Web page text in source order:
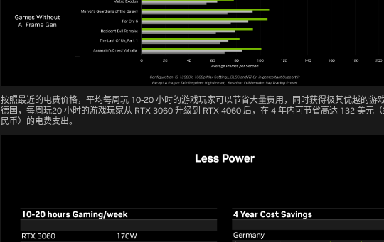
按照最近的电费价格，平均每周玩 10-20 小时的游戏玩家可以节省大量费用，同时获得极其优越的游
德国，每周玩20 小时的游戏玩家从 RTX 3060 升级到 RTX 4060 后，在 4 年内可节省高达 132 美元
民币）的电费支出。